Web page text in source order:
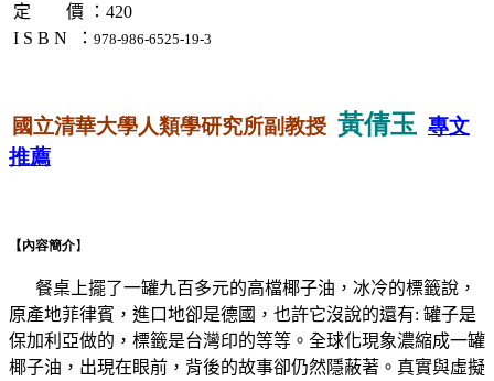
定 價 ：420
I S B N ： 978-986-6525-19-3
國立清華大學人類學研究所副教授 黃倩玉 專文
推薦
【內容簡介】
餐桌上擺了一罐九百多元的高檔椰子油，冰冷的標籤說，
原產地菲律賓，進口地卻是德國，也許它沒說的還有: 罐子是
保加利亞做的，標籤是台灣印的等等。全球化現象濃縮成一罐
椰子油，出現在眼前，背後的故事卻仍然隱蔽著。真實與虛擬